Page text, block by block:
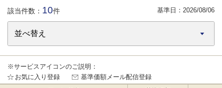
該当件数： 10件 基準日： 2026/08/06
※サービスアイコンのご説明：
お気に入り登録
基準価額メール配信登録